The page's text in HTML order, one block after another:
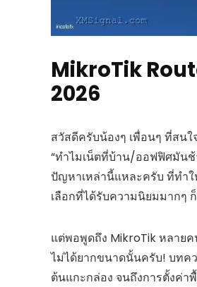
MikroTik
2026
สวัสดีครับน้องๆ เพื่อนๆ ที่สน
“ทำไมเน็ตที่บ้าน/ออฟฟิศมันช้
ปัญหาเหล่านี้แหละครับ ที่ทำ
เลือกที่ได้รับความนิยมมากๆ
แต่พอพูดถึง MikroTik หลาย
ไม่ได้ยากขนาดนั้นครับ! บทค
ต้นแกะกล่อง จนถึงการตั้งค่า